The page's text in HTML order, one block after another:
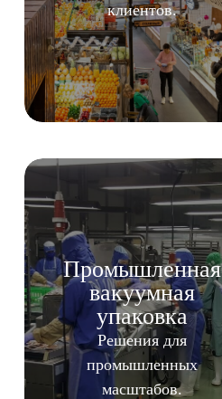
клиентов.
Промышленная
вакуумная
упаковка
Решения для
промышленных
масштабов.